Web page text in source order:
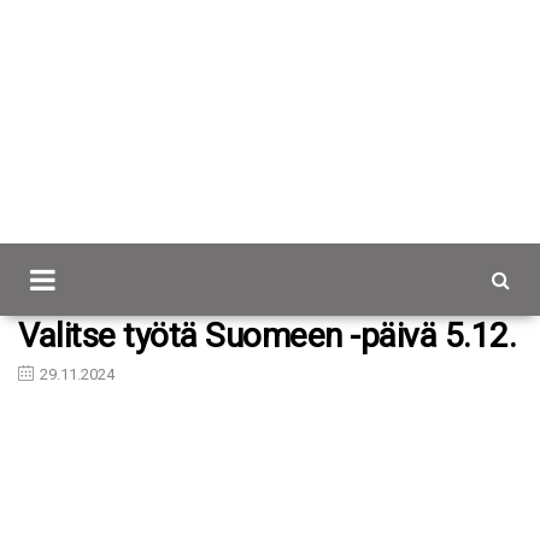
Valitse työtä Suomeen -päivä 5.12.
29.11.2024